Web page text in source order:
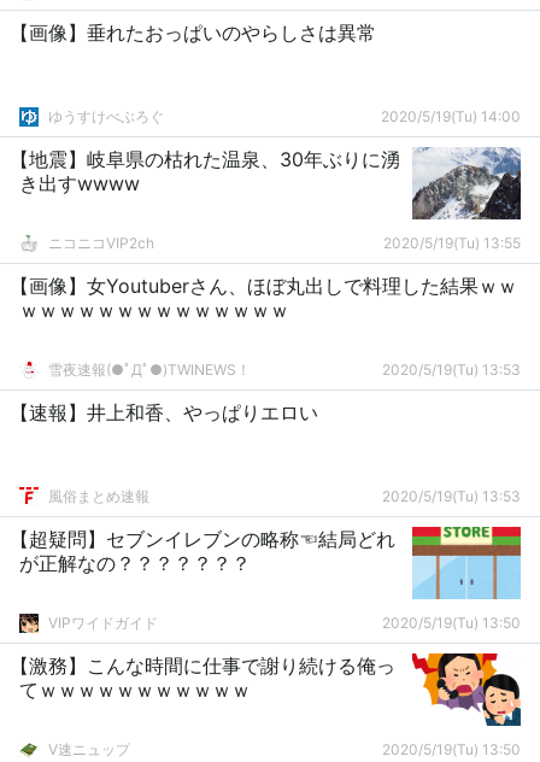
【画像】垂れたおっぱいのやらしさは異常
ゆうすけべぶろぐ 2020/5/19(Tu) 14:00
【地震】岐阜県の枯れた温泉、30年ぶりに湧
き出すwwww
ニコニコVIP2ch 2020/5/19(Tu) 13:55
【画像】女Youtuberさん、ほぼ丸出しで料理した結果ｗｗ
ｗｗｗｗｗｗｗｗｗｗｗｗｗｗ
雪夜速報(●ﾟДﾟ●)TWINEWS！ 2020/5/19(Tu) 13:53
【速報】井上和香、やっぱりエロい
風俗まとめ速報 2020/5/19(Tu) 13:53
【超疑問】セブンイレブンの略称☜結局どれ
が正解なの？？？？？？？
VIPワイドガイド 2020/5/19(Tu) 13:50
【激務】こんな時間に仕事で謝り続ける俺っ
てｗｗｗｗｗｗｗｗｗｗｗ
V速ニュップ 2020/5/19(Tu) 13:50